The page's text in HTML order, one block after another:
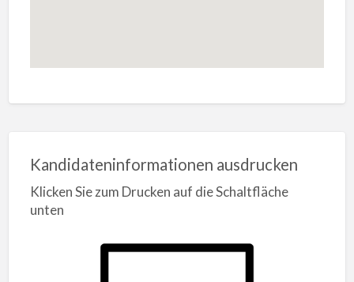
Kandidateninformationen ausdrucken
Klicken Sie zum Drucken auf die Schaltfläche
unten